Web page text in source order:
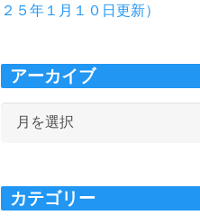
２５年１月１０日更新）
アーカイブ
イ
ブ
カテゴリー